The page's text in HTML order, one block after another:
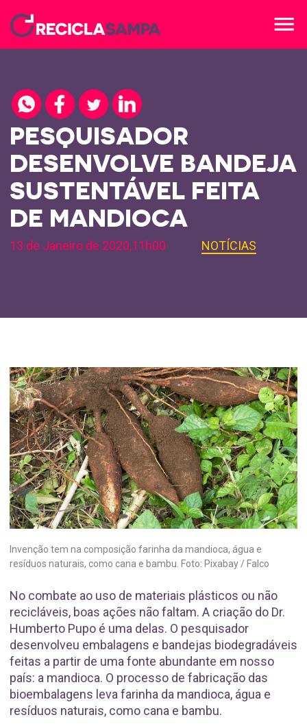
menu
PESQUISADOR
DESENVOLVE BANDEJA
SUSTENTÁVEL FEITA
DE MANDIOCA
13 de Janeiro de 2020,11h00 NOTÍCIAS
Invenção tem na composição farinha da mandioca, água e
resíduos naturais, como cana e bambu. Foto: Pixabay / Falco
No combate ao uso de materiais plásticos ou não
recicláveis, boas ações não faltam. A criação do Dr.
Humberto Pupo é uma delas. O pesquisador
desenvolveu embalagens e bandejas biodegradáveis
feitas a partir de uma fonte abundante em nosso
país: a mandioca. O processo de fabricação das
bioembalagens leva farinha da mandioca, água e
resíduos naturais, como cana e bambu.